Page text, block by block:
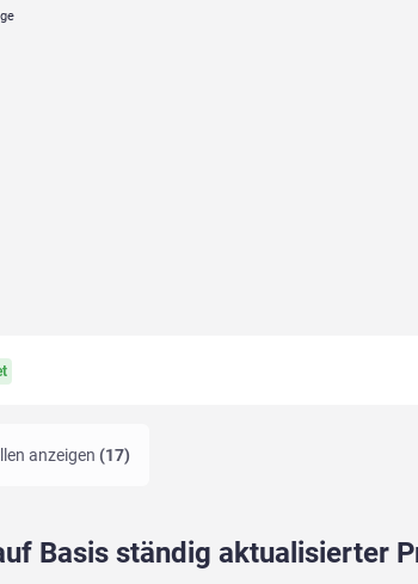
anzeigen (17)
Basis ständig aktualisierter